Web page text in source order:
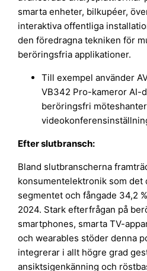
smarta enheter, bilkupéer,
interaktiva offentliga
den föredragna tekniken för
beröringsfria applikationer.
Till exempel använder
VB342 Pro-kameror AI-
beröringsfri
Efter slutbransch:
Bland slutbranscherna
konsumentelektronik som det
segmentet och fångade 34,2
2024. Stark efterfrågan på
smartphones, smarta TV-
och wearables stöder denna
integrerar i allt högre grad
ansiktsigenkänning och